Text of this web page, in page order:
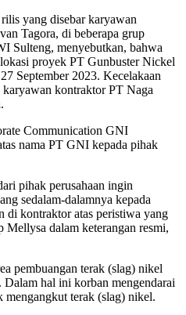
yang disebar karyawan
Tagora, di beberapa grup
Sulteng, menyebutkan, bahwa
proyek PT Gunbuster Nickel
September 2023. Kecelakaan
karyawan kontraktor PT Naga
Communication GNI
nama PT GNI kepada pihak
pihak perusahaan ingin
sedalam-dalamnya kepada
di kontraktor atas peristiwa yang
Mellysa dalam keterangan resmi,
pembuangan terak (slag) nikel
hal ini korban mengendarai
terak (slag) nikel.